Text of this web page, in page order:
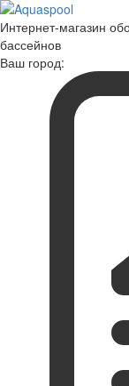
Интернет-магазин
бассейнов
Ваш город: